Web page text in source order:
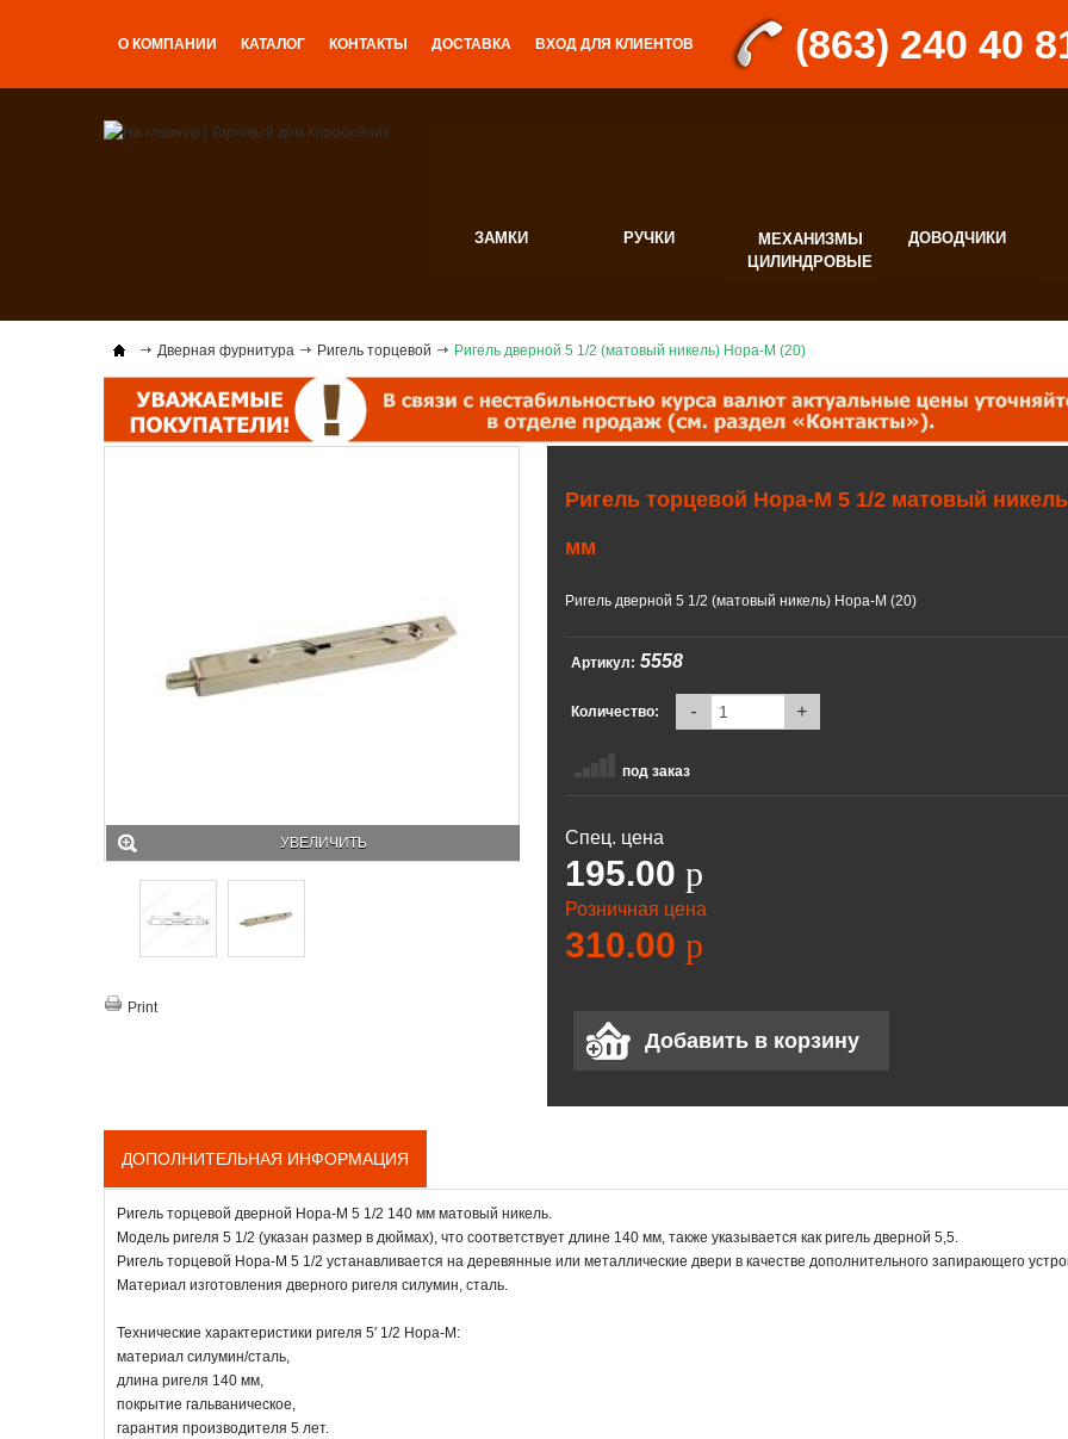
О КОМПАНИИ КАТАЛОГ КОНТАКТЫ ДОСТАВКА ВХОД ДЛЯ КЛИЕНТОВ
ЗАМКИ РУЧКИ
МЕХАНИЗМЫ
ЦИЛИНДРОВЫЕ
ДОВОДЧИКИ
(863) 240 40
Дверная фурнитура Ригель торцевой Ригель дверной 5 1/2 (матовый никель) Нора-М (20)
УВЕЛИЧИТЬ
Print
Ригель торцевой Нора-М 5 1/2 матовый
мм
Ригель дверной 5 1/2 (матовый никель) Нора-М (20)
Артикул: 5558
Количество: - +
под заказ
Спец. цена
195.00 p
Розничная цена
310.00 p
ДОПОЛНИТЕЛЬНАЯ ИНФОРМАЦИЯ
Ригель торцевой дверной Нора-М 5 1/2 140 мм матовый никель.
Модель ригеля 5 1/2 (указан размер в дюймах), что соответствует длине 140 мм, также указывается как ригель дверной 5,5.
Ригель торцевой Нора-М 5 1/2 устанавливается на деревянные или металлические двери в качестве дополнительного запирающего
Материал изготовления дверного ригеля силумин, сталь.
Технические характеристики ригеля 5' 1/2 Нора-М:
материал силумин/сталь,
длина ригеля 140 мм,
покрытие гальваническое,
гарантия производителя 5 лет.